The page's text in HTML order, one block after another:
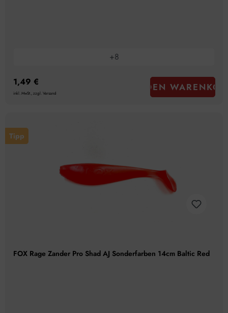
+8
1,49 €
inkl. MwSt., zzgl. Versand IN DEN
Tipp
FOX Rage Zander Pro Shad AJ Sonderfarben 14cm Baltic Red